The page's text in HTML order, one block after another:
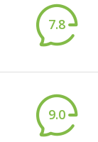
7.8
9.0